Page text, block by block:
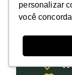
personalizar
você
personalizar
você